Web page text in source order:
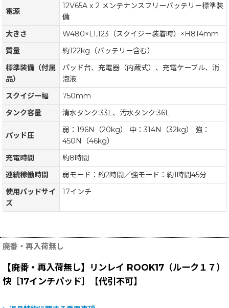
電源
12V65A x 2 メンテナンスフリーバッテリー標準装
備
大きさ
W480×L1,123（スクイジー装着時）×H814mm
質量
約122kg（バッテリー含む）
標準装備（付属
品）
パッド台、充電器（内蔵式）、充電ケーブル、消
泡液
スクイジー幅
750mm
タンク容量
清水タンク:33L、汚水タンク:36L
パッド圧
弱：196N（20kg） 中：314N（32kg） 強：
450N（46kg）
充電時間
約8時間
連続稼働時間
弱モード：約2時間／強モード：約1時間45分
使用パッドサイ
ズ
17インチ
廃番・再入荷無し
【廃番・再入荷無し】リンレイ ROOK17（ルーク１７）
快［17インチパッド］【代引不可】